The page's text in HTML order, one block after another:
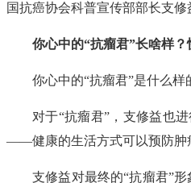
国抗癌协会科普宣传部部长支
你心中的“抗瘤君”长啥样？
你心中的“抗瘤君”是什么
对于“抗瘤君”，支修益也
——健康的生活方式可以预防肿
支修益对最终的“抗瘤君”